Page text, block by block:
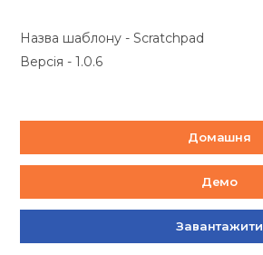
Назва шаблону - Scratchpad
Версія - 1.0.6
Домашня
Демо
Завантажити